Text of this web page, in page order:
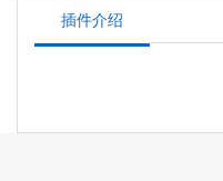
插件介绍